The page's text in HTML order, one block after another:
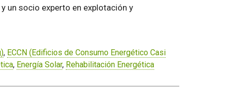
un socio experto en explotación y
, ECCN (Edificios de Consumo Energético Casi
, Energía Solar, Rehabilitación Energética